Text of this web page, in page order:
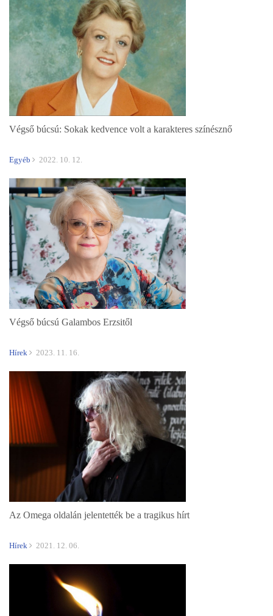
Végső búcsú: Sokak kedvence volt a karakteres színésznő
Egyéb 2022. 10. 12.
Végső búcsú Galambos Erzsitől
Hírek 2023. 11. 16.
Az Omega oldalán jelentették be a tragikus hírt
Hírek 2021. 12. 06.